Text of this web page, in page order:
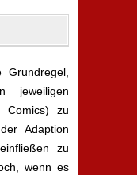
jeweiligen
Comics) zu
Adaption
zu
wenn es